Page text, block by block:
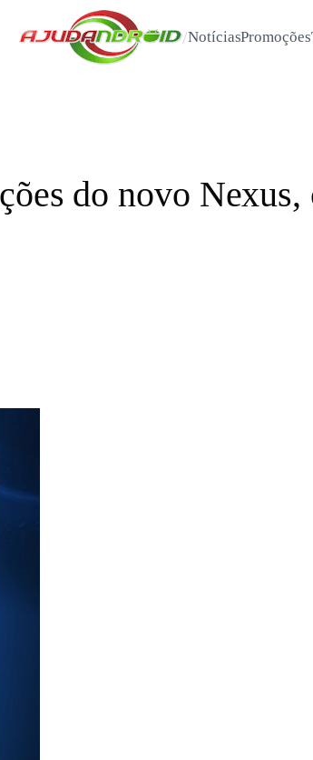
/NotíciasPromoções
do novo